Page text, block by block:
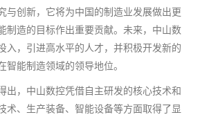
与创新，它将为中国的制造业发展做出更
制造的目标作出重要贡献。未来，中山数
入，引进高水平的人才，并积极开发新的
智能制造领域的领导地位。
出，中山数控凭借自主研发的核心技术和
术、生产装备、智能设备等方面取得了显